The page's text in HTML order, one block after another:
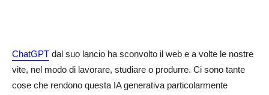
ChatGPT dal suo lancio ha sconvolto il web e a volte le nostre
vite, nel modo di lavorare, studiare o produrre. Ci sono tante
cose che rendono questa IA generativa particolarmente